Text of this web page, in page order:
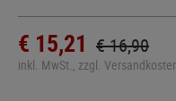
€ 15,21 € 16,90
inkl. MwSt., zzgl.